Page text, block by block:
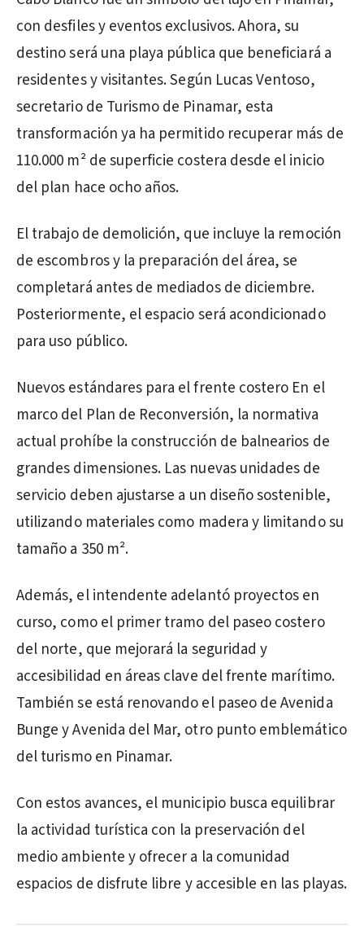
con desfiles y eventos exclusivos. Ahora, su
destino será una playa pública que beneficiará a
residentes y visitantes. Según Lucas Ventoso,
secretario de Turismo de Pinamar, esta
transformación ya ha permitido recuperar más de
110.000 m² de superficie costera desde el inicio
del plan hace ocho años.
El trabajo de demolición, que incluye la remoción
de escombros y la preparación del área, se
completará antes de mediados de diciembre.
Posteriormente, el espacio será acondicionado
para uso público.
Nuevos estándares para el frente costero En el
marco del Plan de Reconversión, la normativa
actual prohíbe la construcción de balnearios de
grandes dimensiones. Las nuevas unidades de
servicio deben ajustarse a un diseño sostenible,
utilizando materiales como madera y limitando su
tamaño a 350 m².
Además, el intendente adelantó proyectos en
curso, como el primer tramo del paseo costero
del norte, que mejorará la seguridad y
accesibilidad en áreas clave del frente marítimo.
También se está renovando el paseo de Avenida
Bunge y Avenida del Mar, otro punto emblemático
del turismo en Pinamar.
Con estos avances, el municipio busca equilibrar
la actividad turística con la preservación del
medio ambiente y ofrecer a la comunidad
espacios de disfrute libre y accesible en las playas.